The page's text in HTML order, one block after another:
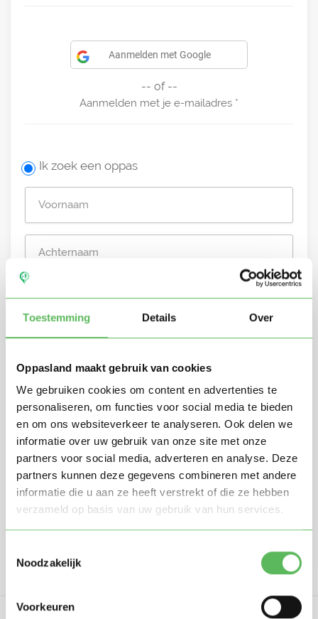
Toestemming Details Over
Oppasland maakt gebruik van cookies
We gebruiken cookies om content en advertenties te
personaliseren, om functies voor social media te bieden
en om ons websiteverkeer te analyseren. Ook delen we
informatie over uw gebruik van onze site met onze
partners voor social media, adverteren en analyse. Deze
partners kunnen deze gegevens combineren met andere
informatie die u aan ze heeft verstrekt of die ze hebben
verzameld op basis van uw gebruik van hun services.
Noodzakelijk
Voorkeuren
Aanmelden met Google
-- of --
Aanmelden met je e-mailadres
Ik zoek een oppas
Stuur mij nieuwe profielen in mijn omgeving per
e-mail
Door te registreren ga je akkoord met deAlgemene
voorwaardenvan Oppasland.
Gratis aanmelden